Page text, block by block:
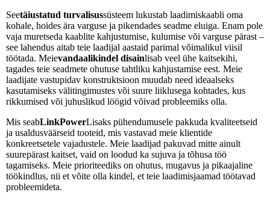
Seetäiustatud turvalisussüsteem lukustab laadimiskaabli oma
kohale, hoides ära varguse ja pikendades seadme eluiga. Enam pole
vaja muretseda kaablite kahjustumise, kulumise või varguse pärast –
see lahendus aitab teie laadijal aastaid parimal võimalikul viisil
töötada. Meievandaalikindel disainlisab veel ühe kaitsekihi,
tagades teie seadmete ohutuse tahtliku kahjustamise eest. Meie
laadijate vastupidav konstruktsioon muudab need ideaalseks
kasutamiseks välitingimustes või suure liiklusega kohtades, kus
rikkumised või juhuslikud löögid võivad probleemiks olla.
Mis seabLinkPowerLisaks pühendumusele pakkuda kvaliteetseid
ja usaldusväärseid tooteid, mis vastavad meie klientide
konkreetsetele vajadustele. Meie laadijad pakuvad mitte ainult
suurepärast kaitset, vaid on loodud ka sujuva ja tõhusa töö
tagamiseks. Meie prioriteediks on ohutus, mugavus ja pikaajaline
töökindlus, nii et võite olla kindel, et teie laadimisjaamad töötavad
probleemideta.